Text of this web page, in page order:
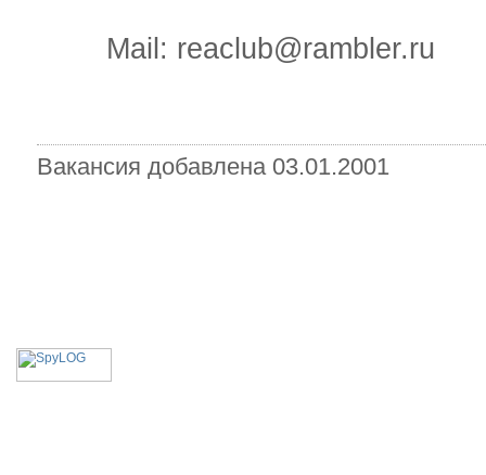
Mail: reaclub@rambler.ru
Вакансия добавлена 03.01.2001